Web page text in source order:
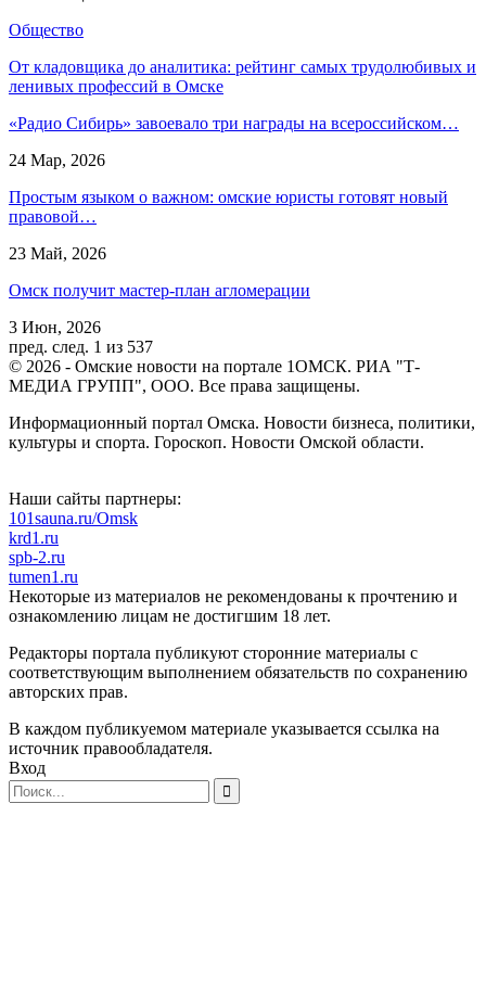
Общество
От кладовщика до аналитика: рейтинг самых трудолюбивых и
ленивых профессий в Омске
«Радио Сибирь» завоевало три награды на всероссийском…
24 Мар, 2026
Простым языком о важном: омские юристы готовят новый
правовой…
23 Май, 2026
Омск получит мастер-план агломерации
3 Июн, 2026
пред. след. 1 из 537
© 2026 - Омские новости на портале 1ОМСК. РИА "Т-
МЕДИА ГРУПП", ООО. Все права защищены.
Информационный портал Омска. Новости бизнеса, политики,
культуры и спорта. Гороскоп. Новости Омской области.
Наши сайты партнеры:
101sauna.ru/Omsk
krd1.ru
spb-2.ru
tumen1.ru
Некоторые из материалов не рекомендованы к прочтению и
ознакомлению лицам не достигшим 18 лет.
Редакторы портала публикуют сторонние материалы с
соответствующим выполнением обязательств по сохранению
авторских прав.
В каждом публикуемом материале указывается ссылка на
источник правообладателя.
Вход